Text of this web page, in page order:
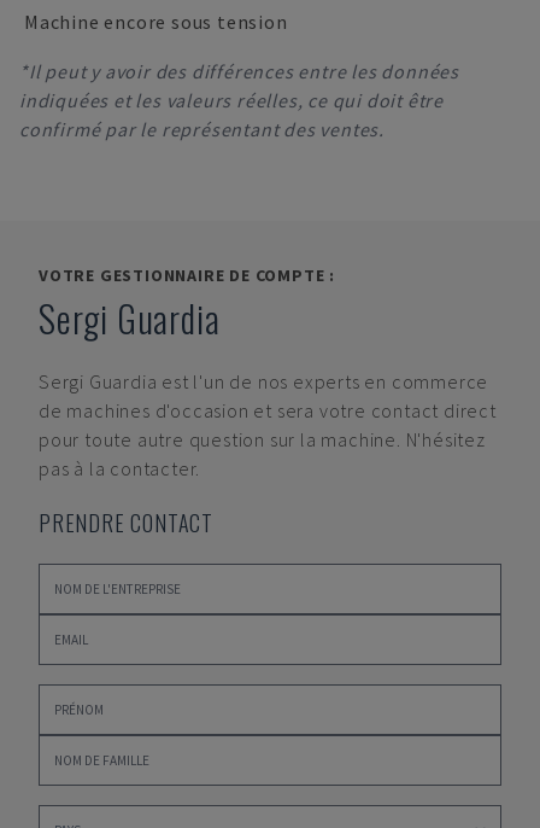
Machine encore sous tension
*Il peut y avoir des différences entre les données
indiquées et les valeurs réelles, ce qui doit être
confirmé par le représentant des ventes.
VOTRE GESTIONNAIRE DE COMPTE :
Sergi Guardia
Sergi Guardia est l'un de nos experts en commerce
de machines d'occasion et sera votre contact direct
pour toute autre question sur la machine. N'hésitez
pas à la contacter.
PRENDRE CONTACT